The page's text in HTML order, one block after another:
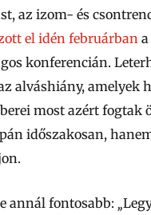
az izom- és
el idén februárban
konferencián.
alváshiány,
most azért fogtak
időszakosan,
annál fontosabb: „